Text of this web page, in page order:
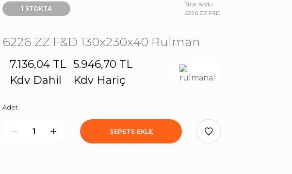
1 STOKTA
Stok Kodu
6226 ZZ F&D
6226 ZZ F&D 130x230x40 Rulman
7.136,04 TL
Kdv Dahil
5.946,70 TL
Kdv Hariç
Adet
SEPETE EKLE